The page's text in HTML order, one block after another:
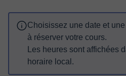
Choisissez une date et
à réserver votre cours.
Les heures sont affichées
horaire local.